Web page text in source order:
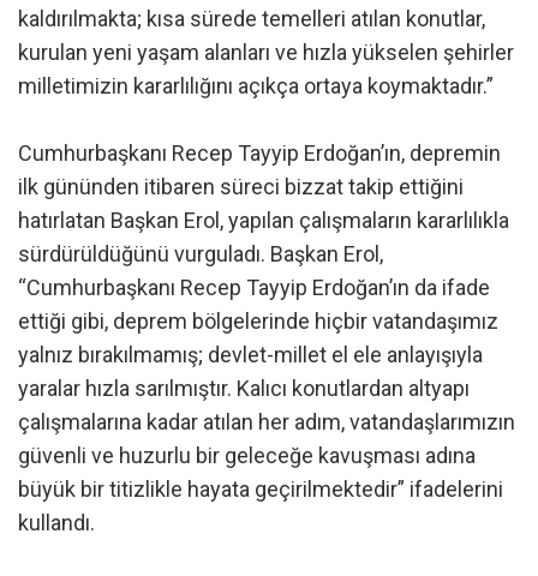
kaldırılmakta; kısa sürede temelleri atılan konutlar,
kurulan yeni yaşam alanları ve hızla yükselen şehirler
milletimizin kararlılığını açıkça ortaya koymaktadır.”
Cumhurbaşkanı Recep Tayyip Erdoğan’ın, depremin
ilk gününden itibaren süreci bizzat takip ettiğini
hatırlatan Başkan Erol, yapılan çalışmaların kararlılıkla
sürdürüldüğünü vurguladı. Başkan Erol,
“Cumhurbaşkanı Recep Tayyip Erdoğan’ın da ifade
ettiği gibi, deprem bölgelerinde hiçbir vatandaşımız
yalnız bırakılmamış; devlet-millet el ele anlayışıyla
yaralar hızla sarılmıştır. Kalıcı konutlardan altyapı
çalışmalarına kadar atılan her adım, vatandaşlarımızın
güvenli ve huzurlu bir geleceğe kavuşması adına
büyük bir titizlikle hayata geçirilmektedir” ifadelerini
kullandı.